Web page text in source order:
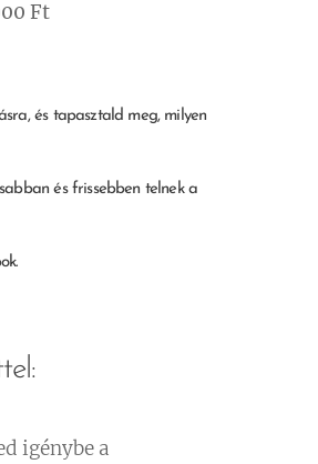
Ft
és tapasztald meg, milyen
és frissebben telnek a
igénybe a